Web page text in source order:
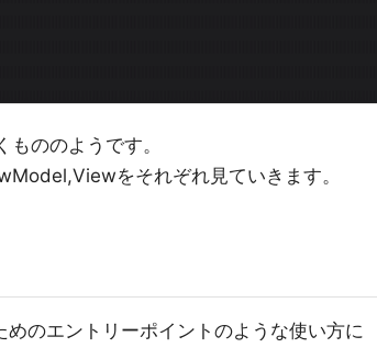
ののようです。
をそれぞれ見ていきます。
のエントリーポイントのような使い方に